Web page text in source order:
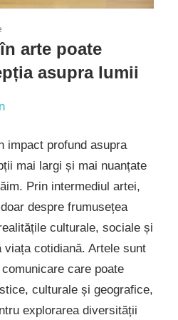
arte poate
asupra lumii
impact profund asupra
mai largi și mai nuanțate
Prin intermediul artei,
despre frumusețea
culturale, sociale și
cotidiană. Artele sunt
care poate
culturale și geografice,
explorarea diversității